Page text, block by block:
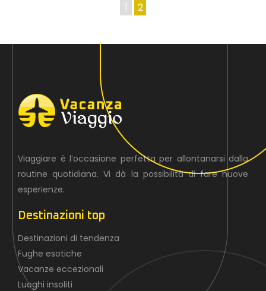
1 2
Viaggiare è l’occasione perfetta per allontanarsi dalla
routine quotidiana. Vi dà la possibilità di fare nuove
esperienze.
Destinazioni top
Destinazioni di tendenza
Fughe esotiche
Vacanze eccezionali
Luoghi insoliti